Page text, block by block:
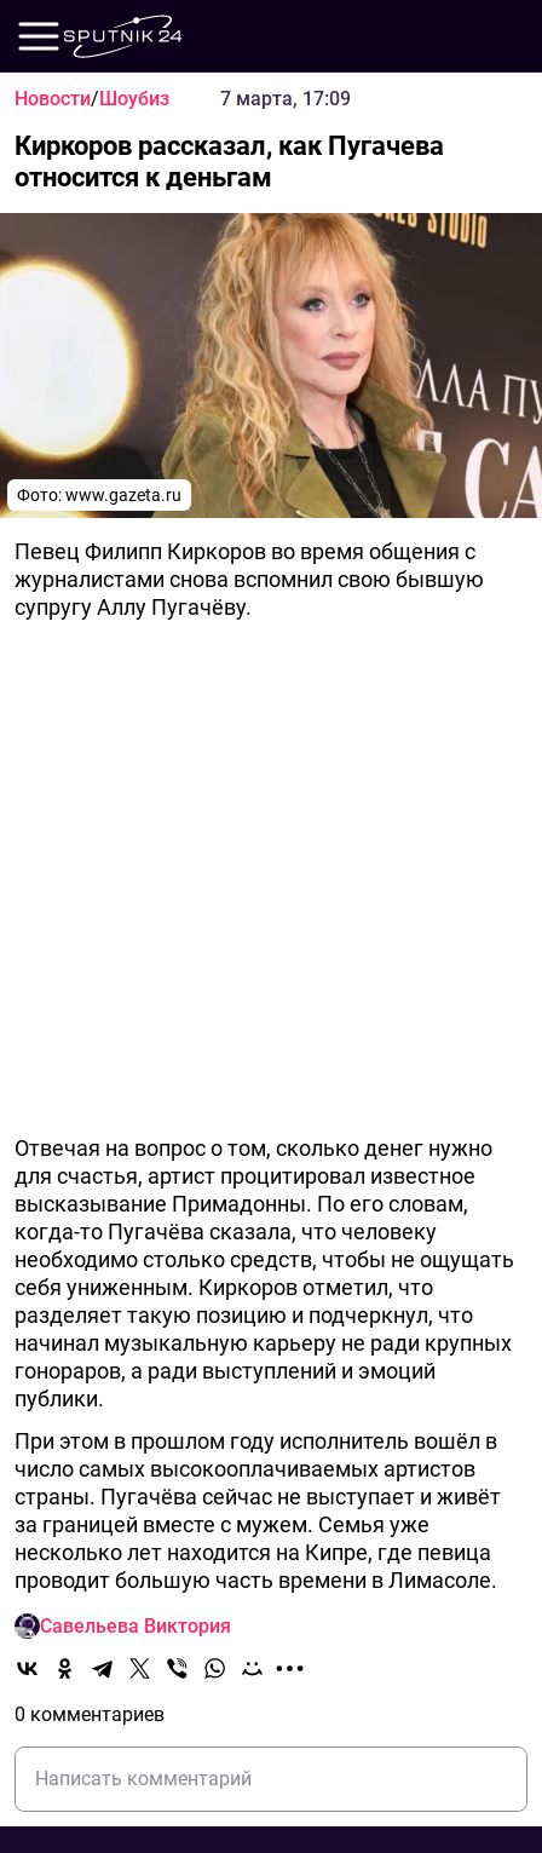
Новости/Шоубиз 7 марта, 17:09
Киркоров рассказал, как Пугачева
относится к деньгам
Фото:www.gazeta.ru
Певец Филипп Киркоров во время общения с
журналистами снова вспомнил свою бывшую
супругу Аллу Пугачёву.
Отвечая на вопрос о том, сколько денег нужно
для счастья, артист процитировал известное
высказывание Примадонны. По его словам,
когда-то Пугачёва сказала, что человеку
необходимо столько средств, чтобы не ощущать
себя униженным. Киркоров отметил, что
разделяет такую позицию и подчеркнул, что
начинал музыкальную карьеру не ради крупных
гонораров, а ради выступлений и эмоций
публики.
При этом в прошлом году исполнитель вошёл в
число самых высокооплачиваемых артистов
страны. Пугачёва сейчас не выступает и живёт
за границей вместе с мужем. Семья уже
несколько лет находится на Кипре, где певица
проводит большую часть времени в Лимасоле.
Савельева Виктория
0 комментариев